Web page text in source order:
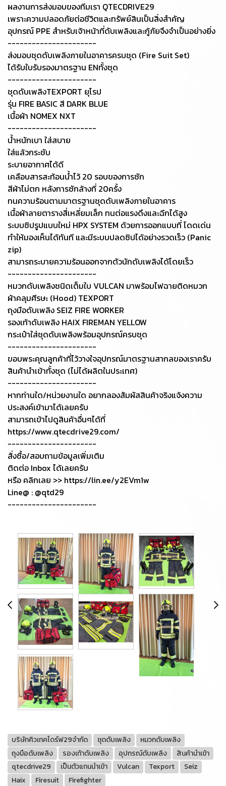
ผลงานการส่งมอบของทีมเรา QTECDRIVE29
เพราะความปลอดภัยต่อชีวิตและทรัพย์สินเป็นสิ่งสำคัญ
อุปกรณ์ PPE สำหรับเจ้าหน้าที่ดับเพลิงและกู้ภัยจึงจำเป็นอย่างยิ่ง
----------------------
ส่งมอบชุดดับเพลิงภายในอาคารครบชุด (Fire Suit Set)
ได้รับใบรับรองมาตรฐาน ENทั้งชุด
----------------------
ชุดดับเพลิงTEXPORT ยุโรป
รุ่น FIRE BASIC สี DARK BLUE
เนื้อผ้า NOMEX NXT
----------------------
น้ำหนักเบา ใส่สบาย
ใส่แล้วกระชับ
ระบายอากาศได้ดี
เคลือบสารสะท้อนน้ำไว้ 20 รอบของการซัก
สีผ้าไม่ตก หลังการซักล้างที่ 20ครั้ง
ทนความร้อนตามมาตรฐานชุดดับเพลิงภายในอาคาร
เนื้อผ้าลายตารางสี่เหลี่ยมเล็ก ทนต่อแรงดึงและฉีกได้สูง
ระบบซิปรูปแบบใหม่ HPX SYSTEM ด้วยการออกแบบที่ โดดเด่น
ทำให้มองเห็นได้ทันที และมีระบบปลดซิปได้อย่างรวดเร็ว (Panic
zip)
สามารถระบายความร้อนออกจากตัวนักดับเพลิงได้โดยเร็ว
----------------------
หมวกดับเพลิงชนิดเต็มใบ VULCAN มาพร้อมไฟฉายติดหมวก
ผ้าคลุมศีรษะ (Hood) TEXPORT
ถุงมือดับเพลิง SEIZ FIRE WORKER
รองเท้าดับเพลิง HAIX FIREMAN YELLOW
กระเป๋าใส่ชุดดับเพลิงพร้อมอุปกรณ์ครบชุด
----------------------
ขอบพระคุณลูกค้าที่ไว้วางใจอุปกรณ์มาตรฐานสากลของเราครับ
สินค้านำเข้าทั้งชุด (ไม่ได้ผลิตในประเทศ)
----------------------
หากท่านใด/หน่วยงานใด อยากลองสัมผัสสินค้าจริงแจ้งความ
ประสงค์เข้ามาได้เลยครับ
สามารถเข้าไปดูสินค้าอื่นๆได้ที่
https://www.qtecdrive29.com/
----------------------
สั่งซื้อ/สอบถามข้อมูลเพิ่มเติม
ติดต่อ Inbox ได้เลยครับ
หรือ คลิกเลย >> https://lin.ee/y2EVm1w
Line@ : @qtd29
----------------------
บริษัทคิวเทคไดร์ฟ29จำกัด ชุดดับเพลิง
หมวกดับเพลิง
ถุงมือดับเพลิง
รองเท้าดับเพลิง อุปกรณ์ดับเพลิง
สินค้านำเข้า
qtecdrive29
เป็นตัวแทนนำเข้า Vulcan Texport
Seiz
Haix
Firesuit Firefighter